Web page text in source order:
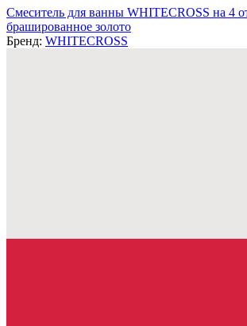
Смеситель для ванны WHITECROSS на 4
брашированное золото
Бренд: WHITECROSS